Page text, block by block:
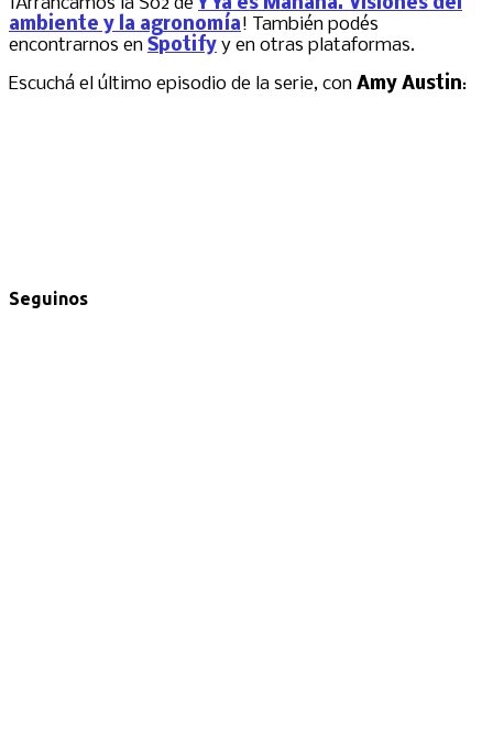
ambiente y la agronomía! También podés
encontrarnos en Spotify y en otras plataformas.
Escuchá el último episodio de la serie, con Amy Austin:
Seguinos